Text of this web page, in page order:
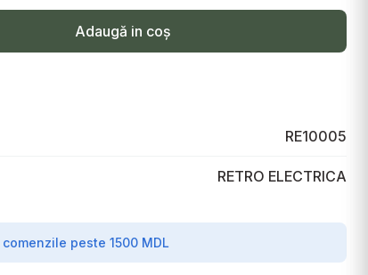
Adaugă in coş
RE10005
RETRO ELECTRICA
peste 1500 MDL